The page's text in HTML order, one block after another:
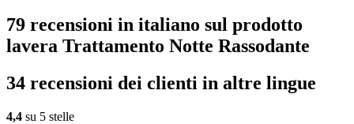
79 recensioni in italiano sul prodotto
lavera Trattamento Notte Rassodante
34 recensioni dei clienti in altre lingue
4,4 su 5 stelle